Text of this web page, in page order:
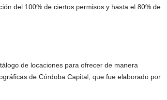
del 100% de ciertos permisos y hasta el 80% de
de locaciones para ofrecer de manera
de Córdoba Capital, que fue elaborado por